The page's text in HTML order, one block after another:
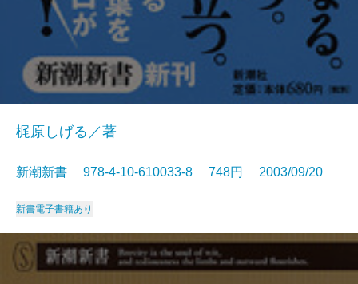
梶原しげる／著
新潮新書 978-4-10-610033-8 748円 2003/09/20
新書電子書籍あり